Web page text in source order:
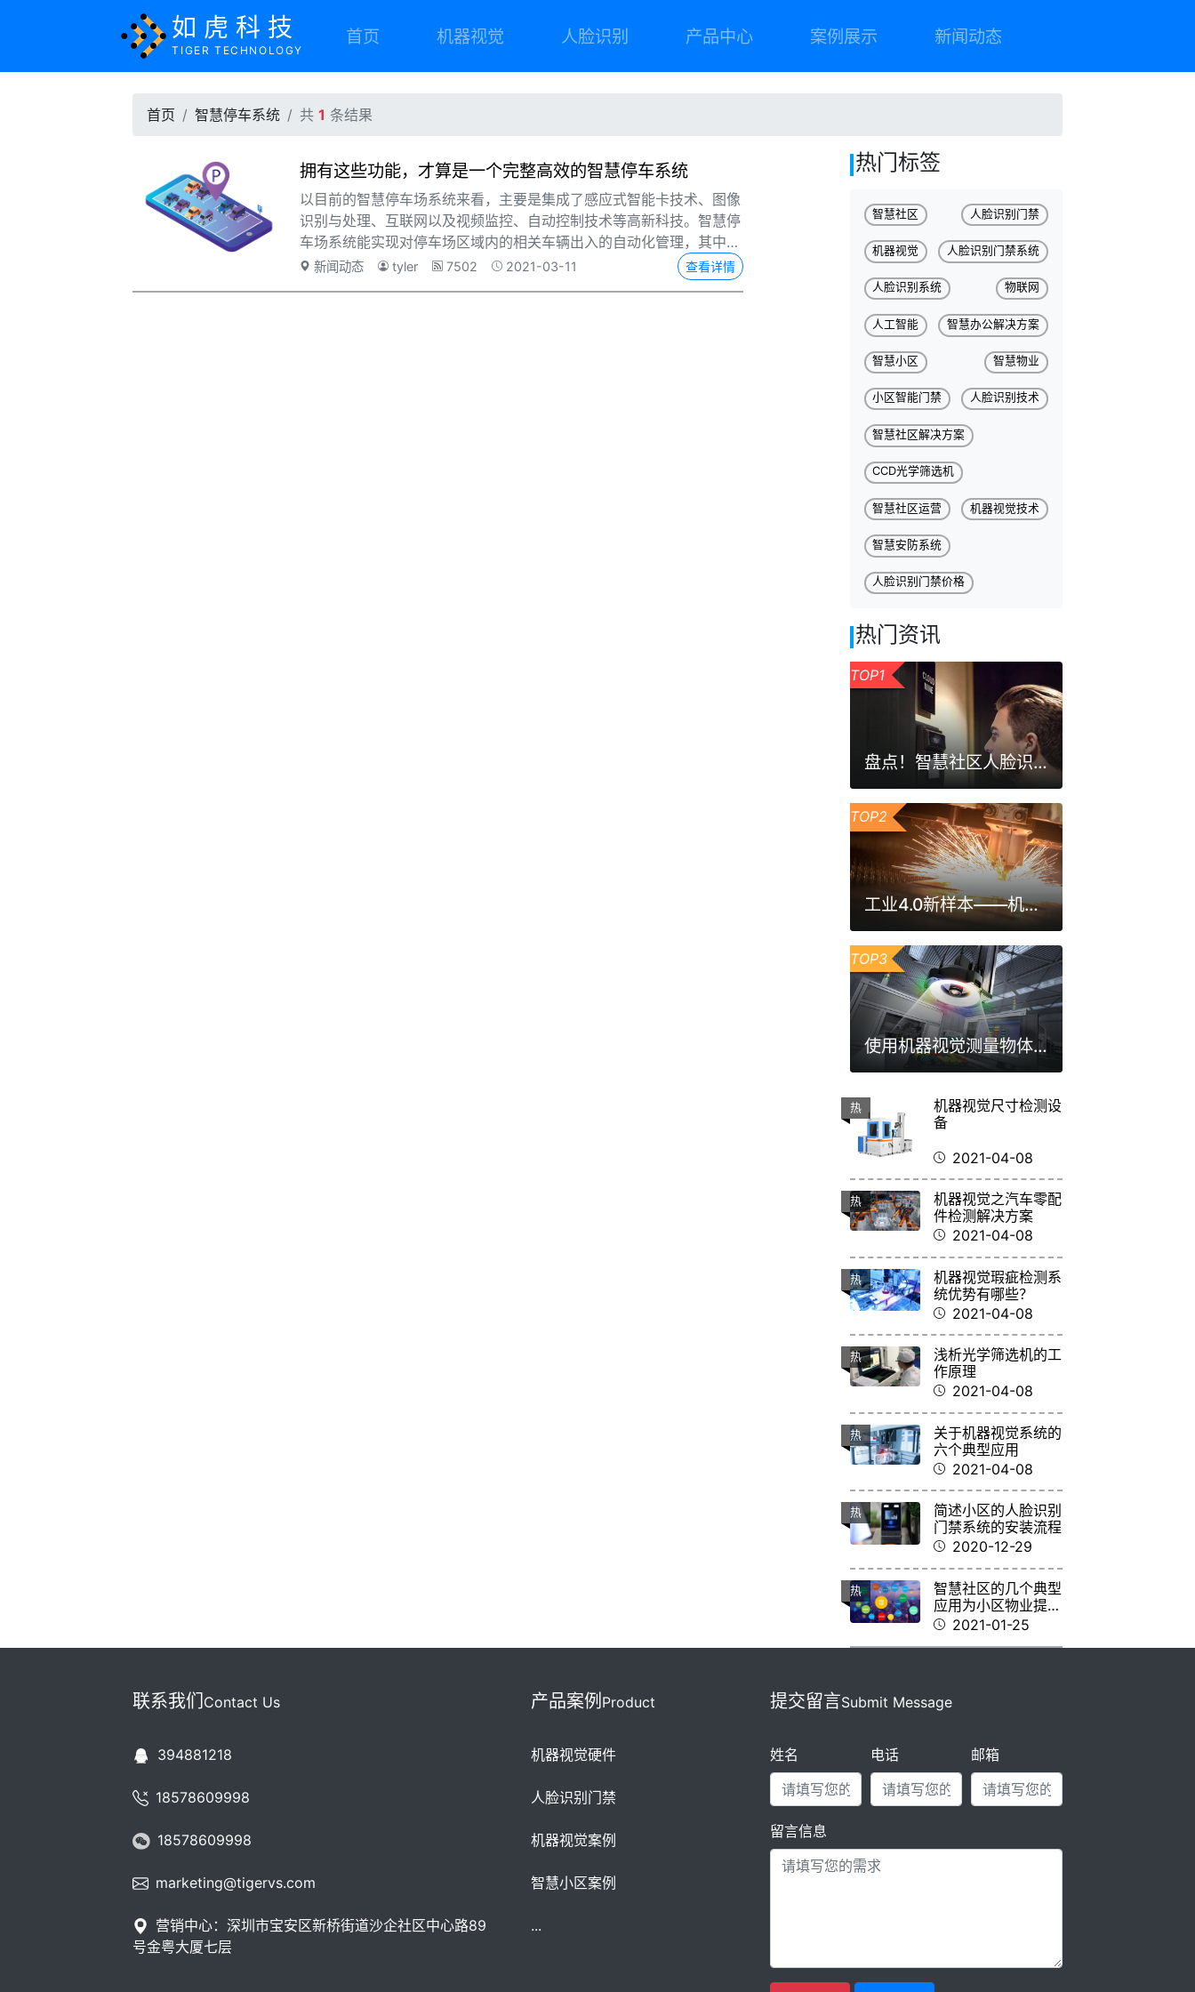
如虎科技
TIGER TECHNOLOGY
首页 机器视觉 人脸识别 产品中心 案例展示 新闻动态
首页 智慧停车系统 共1 条结果
拥有这些功能，才算是一个完整高效的智慧停车系统
以目前的智慧停车场系统来看，主要是集成了感应式智能卡技术、图像
识别与处理、互联网以及视频监控、自动控制技术等高新科技。智慧停
车场系统能实现对停车场区域内的相关车辆出入的自动化管理，其中包
括对车辆身份信息判定、进出控制、车牌的自动识别、车位引导与检
索、在线缴费等一套完整而高效的解决方案。当然，这一些功能还是需
新闻动态 tyler 7502 2021-03-11 查看详情
热门标签
智慧社区 人脸识别门禁
机器视觉 人脸识别门禁系统
人脸识别系统 物联网
人工智能 智慧办公解决方案
智慧小区 智慧物业
小区智能门禁 人脸识别技术
智慧社区解决方案
CCD光学筛选机
智慧社区运营 机器视觉技术
智慧安防系统
人脸识别门禁价格
热门资讯
TOP1
盘点！智慧社区人脸识别门禁系统的三大优势
TOP2
工业4.0新样本——机器视觉激光焊缝跟踪检测方案
TOP3
使用机器视觉测量物体尺寸，它的原理是什么？
热
机器视觉尺寸检测设
备
2021-04-08
热
机器视觉之汽车零配
件检测解决方案
2021-04-08
热
机器视觉瑕疵检测系
统优势有哪些？
2021-04-08
热
浅析光学筛选机的工
作原理
2021-04-08
热
关于机器视觉系统的
六个典型应用
2021-04-08
热
简述小区的人脸识别
门禁系统的安装流程
2020-12-29
热
智慧社区的几个典型
应用为小区物业提供
多元化的盈利模式
2021-01-25
联系我们 Contact Us
394881218
18578609998
18578609998
marketing@tigervs.com
营销中心：深圳市宝安区新桥街道沙企社区中心路89
号金粤大厦七层
产品案例 Product
机器视觉硬件
人脸识别门禁
机器视觉案例
智慧小区案例
...
提交留言Submit Message
姓名 电话 邮箱
留言信息